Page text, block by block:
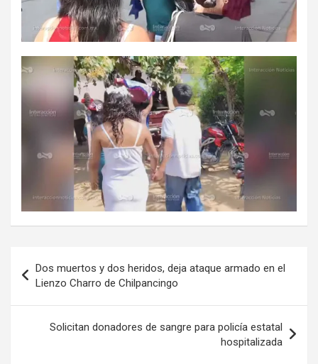
de
entradas
Dos muertos y dos heridos, deja ataque armado en el
Lienzo Charro de Chilpancingo
Solicitan donadores de sangre para policía estatal
hospitalizada